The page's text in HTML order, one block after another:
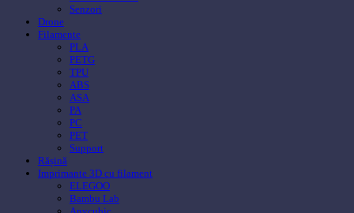
Senzori
Drone
Filamente
PLA
PETG
TPU
ABS
ASA
PA
PC
PET
Support
Rășină
Imprimante 3D cu filament
ELEGOO
Bambu Lab